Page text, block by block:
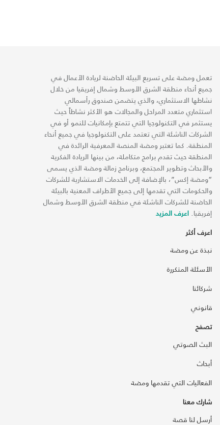
تعمل ومضة على تسريع البيئة الحاضنة لريادة الأعمال في
جميع أنحاء منطقة الشرق الأوسط وشمال إفريقيا من خلال
نشاطها الاستثماري، والذي يتضمن صندوق رأسمالي
استثماري متعدد المراحل والمجالات هو الأكثر نشاطاً حيث
يستثمر في التكنولوجيا التي تتمتع بإمكانيات للنمو أو في
الشركات الناشئة التي تعتمد على التكنولوجيا في جميع أنحاء
المنطقة. كما تعتبر ومضة المنصة المعرفية الرائدة في
المنطقة حيث تقدم برامج متكاملة، من بينها الريادة الفكرية
والأبحاث وتطوير المجتمع، وبرنامج زمالة ومضة الذي يسمى
“ومضة إكس“، بالإضافة إلى الخدمات الاستشارية للشركات
والحكومات التي تقدمها إلى جميع الأطراف المعنية بالبيئة
الحاضنة للشركات الناشئة في منطقة الشرق الأوسط وشمال
إفريقيا. اعرف المزيد
اعرف أكثر
نبذة عن ومضة
الأسئلة المتكررة
شركائنا
قانوني
تصفح
البث الصوتي
أبحاث
الفعاليات التي تقدمها ومضة
شارك معنا
أرسل لنا قصة